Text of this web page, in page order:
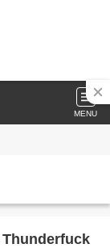
MENU